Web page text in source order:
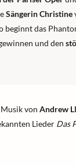
Sängerin Christine
beginnt das
und den
von Andrew
Lieder Das